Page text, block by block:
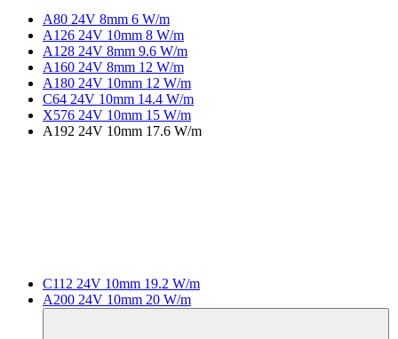
A80 24V 8mm 6 W/m
A126 24V 10mm 8 W/m
A128 24V 8mm 9.6 W/m
A160 24V 8mm 12 W/m
A180 24V 10mm 12 W/m
C64 24V 10mm 14.4 W/m
X576 24V 10mm 15 W/m
A192 24V 10mm 17.6 W/m
C112 24V 10mm 19.2 W/m
A200 24V 10mm 20 W/m